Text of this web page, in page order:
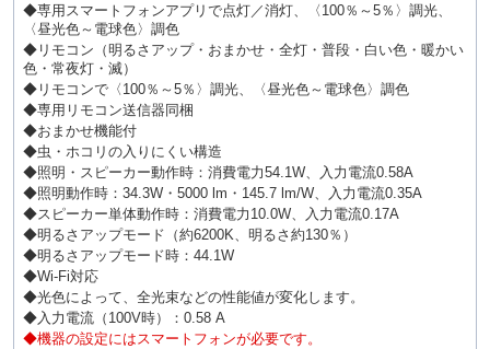
◆専用スマートフォンアプリで点灯／消灯、〈100％～5％〉調光、
〈昼光色～電球色〉調色
◆リモコン（明るさアップ・おまかせ・全灯・普段・白い色・暖かい
色・常夜灯・滅）
◆リモコンで〈100％～5％〉調光、〈昼光色～電球色〉調色
◆専用リモコン送信器同梱
◆おまかせ機能付
◆虫・ホコリの入りにくい構造
◆照明・スピーカー動作時：消費電力54.1W、入力電流0.58A
◆照明動作時：34.3W・5000 lm・145.7 lm/W、入力電流0.35A
◆スピーカー単体動作時：消費電力10.0W、入力電流0.17A
◆明るさアップモード（約6200K、明るさ約130％）
◆明るさアップモード時：44.1W
◆Wi-Fi対応
◆光色によって、全光束などの性能値が変化します。
◆入力電流（100V時）：0.58 A
◆機器の設定にはスマートフォンが必要です。